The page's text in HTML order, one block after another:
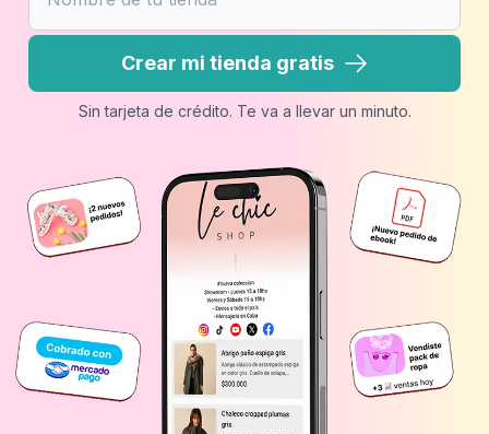
Crear mi tienda gratis
Sin tarjeta de crédito. Te va a llevar un minuto.